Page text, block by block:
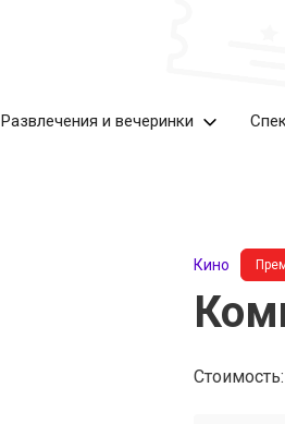
Развлечения и вечеринки
Кино